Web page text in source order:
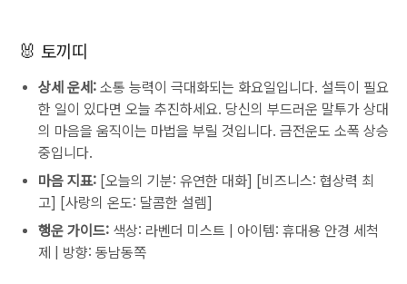
🐰 토끼띠
상세 운세: 소통 능력이 극대화되는 화요일입니다. 설득이 필요
한 일이 있다면 오늘 추진하세요. 당신의 부드러운 말투가 상대
의 마음을 움직이는 마법을 부릴 것입니다. 금전운도 소폭 상승
중입니다.
마음 지표: [오늘의 기분: 유연한 대화] [비즈니스: 협상력 최
고] [사랑의 온도: 달콤한 설렘]
행운 가이드: 색상: 라벤더 미스트 | 아이템: 휴대용 안경 세척
제 | 방향: 동남동쪽